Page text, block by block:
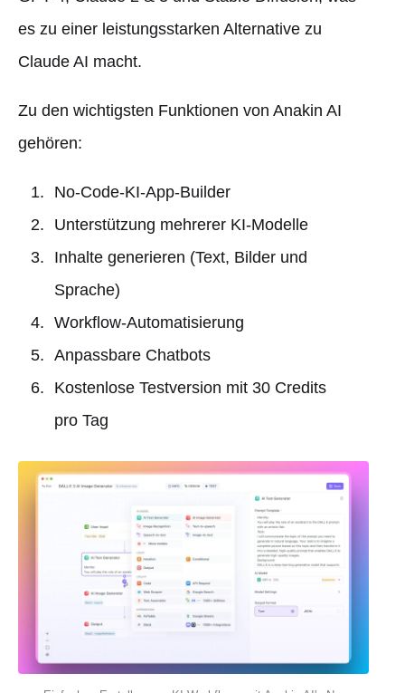
es zu einer leistungsstarken Alternative zu
Claude AI macht.
Zu den wichtigsten Funktionen von Anakin AI
gehören:
No-Code-KI-App-Builder
Unterstützung mehrerer KI-Modelle
Inhalte generieren (Text, Bilder und
Sprache)
Workflow-Automatisierung
Anpassbare Chatbots
Kostenlose Testversion mit 30 Credits
pro Tag